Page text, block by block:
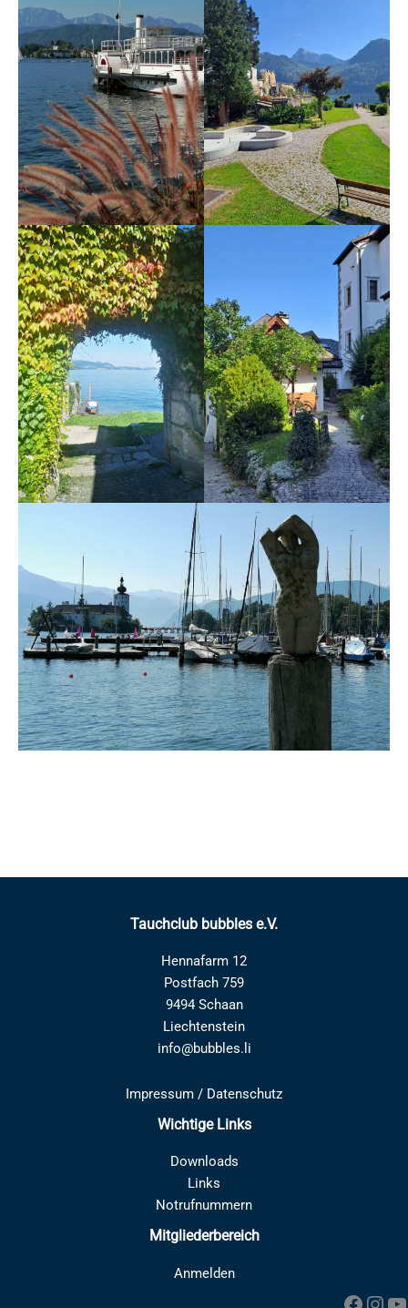
Tauchclub bubbles e.V.
Hennafarm 12
Postfach 759
9494 Schaan
Liechtenstein
info@bubbles.li
Impressum / Datenschutz
Wichtige Links
Downloads
Links
Notrufnummern
Mitgliederbereich
Anmelden